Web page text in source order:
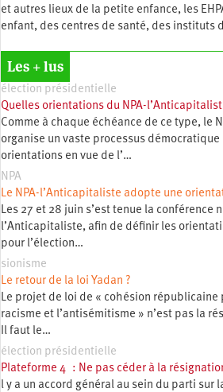
et autres lieux de la petite enfance, les
enfant, des centres de santé, des instituts
Les + lus
élection présidentielle
Quelles orientations du NPA-
Comme à chaque échéance de ce type, le
organise un vaste processus
orientations en vue de l’…
NPA
Le NPA-l’Anticapitaliste adopte une
Les 27 et 28 juin s’est tenue la conférence
l’Anticapitaliste, afin de définir les
pour l’élection…
sionisme
Le retour de la loi Yadan ?
Le projet de loi de « cohésion républicaine
racisme et l’antisémitisme » n’est pas la
Il faut le…
élection présidentielle
Plateforme 4 : Ne pas céder à la
l y a un accord général au sein du parti sur